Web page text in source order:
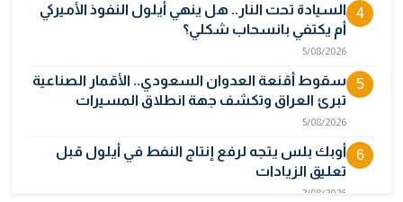
4
السيادة تحت النار.. هل ينهي أيلول النفوذ الأميركي
أم يكتفي بانسحاب شكلي؟
5/08/2026
5
سقوط أقنعة العدوان السعودي.. الأقمار الصناعية
تبرئ العراق وتكشف جهة انطلاق المسيرات
5/08/2026
6
أوبك بلس يتجه لرفع إنتاج النفط في أيلول قبل
تعليق الزيادات
2/08/2026